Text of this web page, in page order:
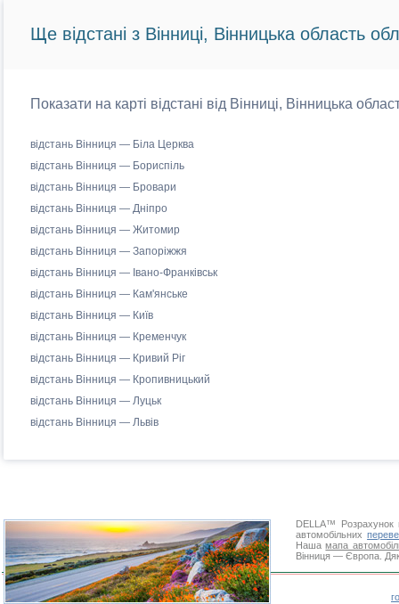
Ще відстані з Вінниці, Вінницька область
Показати на карті відстані від Вінниці, Вінницька
відстань Вінниця — Біла Церква
відстань Вінниця — Бориспіль
відстань Вінниця — Бровари
відстань Вінниця — Дніпро
відстань Вінниця — Житомир
відстань Вінниця — Запоріжжя
відстань Вінниця — Івано-Франківськ
відстань Вінниця — Кам'янське
відстань Вінниця — Київ
відстань Вінниця — Кременчук
відстань Вінниця — Кривий Ріг
відстань Вінниця — Кропивницький
відстань Вінниця — Луцьк
відстань Вінниця — Львів
DELLA™
Розрахунок
автомобільних
Нашамапа
Вінниця — Європа.